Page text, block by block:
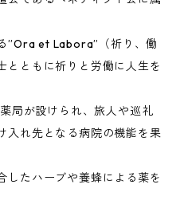
”Ora et Labora”（祈り、働
とともに祈りと労働に人生を
局が設けられ、旅人や巡礼
入れ先となる病院の機能を果
したハーブや養蜂による薬を